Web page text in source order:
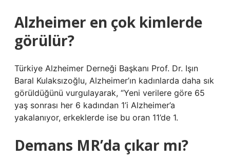
Alzheimer en çok kimlerde
görülür?
Türkiye Alzheimer Derneği Başkanı Prof. Dr. Işın
Baral Kulaksızoğlu, Alzheimer’ın kadınlarda daha sık
görüldüğünü vurgulayarak, “Yeni verilere göre 65
yaş sonrası her 6 kadından 1’i Alzheimer’a
yakalanıyor, erkeklerde ise bu oran 11’de 1.
Demans MR’da çıkar mı?